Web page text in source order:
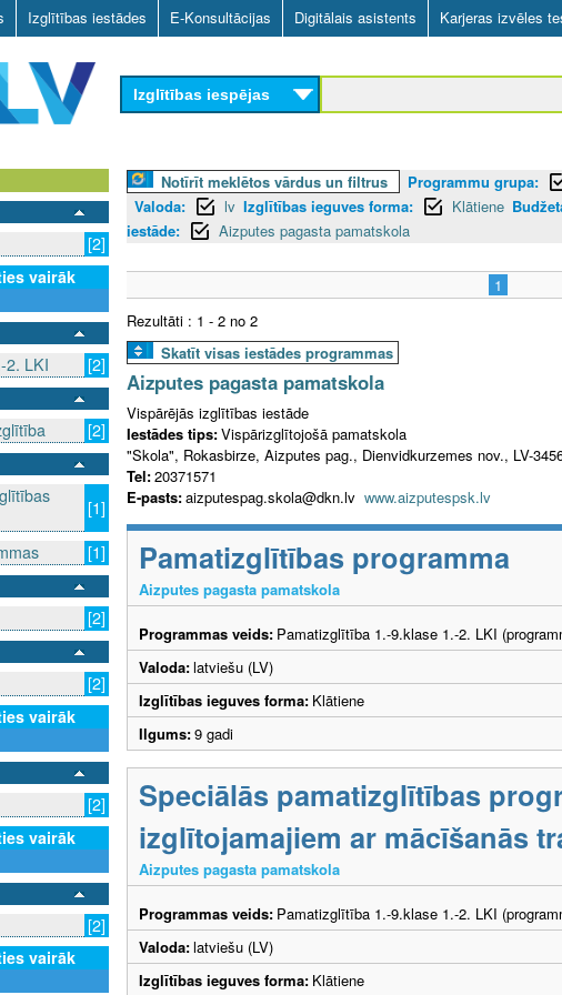
Skip
to
main
content
Izglītības iestādes E-Konsultācijas Digitālais asistents Karjeras izvēles
Izglītības iespējas
[2]
vairāk
2. LKI [2]
[2]
[1]
[1]
[2]
[2]
vairāk
[2]
vairāk
[2]
vairāk
Notīrīt meklētos vārdus un filtrus Programmu grupa:
Valoda:
lv Izglītības ieguves forma: Klātiene
iestāde:
Aizputes pagasta pamatskola
1
Rezultāti : 1 - 2 no 2
Skatīt visas iestādes programmas
Aizputes pagasta pamatskola
Vispārējās izglītības iestāde
Iestādes tips:Vispārizglītojošā pamatskola
"Skola", Rokasbirze, Aizputes pag., Dienvidkurzemes nov., LV-
Tel:20371571
E-pasts:aizputespag.skola@dkn.lv www.aizputespsk.lv
Pamatizglītības programma
Aizputes pagasta pamatskola
Programmas veids: Pamatizglītība 1.-9.klase 1.-2. LKI
Valoda:latviešu (LV)
Izglītības ieguves forma: Klātiene
Ilgums:9 gadi
Speciālās pamatizglītības
izglītojamajiem ar mācīšanās
Aizputes pagasta pamatskola
Programmas veids: Pamatizglītība 1.-9.klase 1.-2. LKI
Valoda:latviešu (LV)
Izglītības ieguves forma: Klātiene